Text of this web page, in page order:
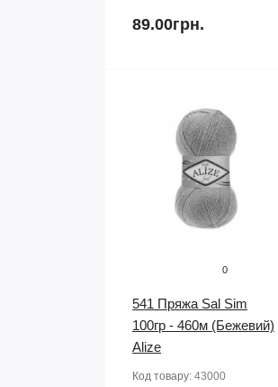
89.00грн.
0
541 Пряжа Sal Sim
100гр - 460м (Бежевий)
Alize
Код товару: 43000